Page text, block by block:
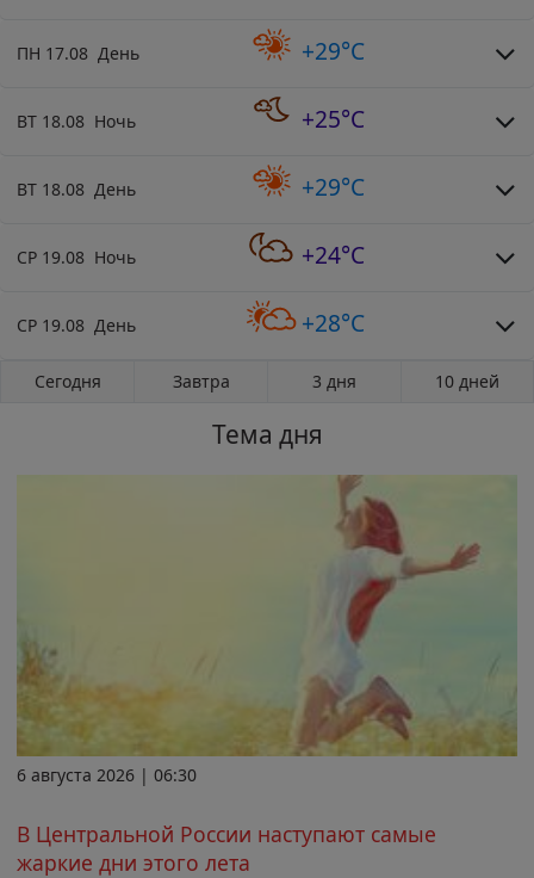
ПН 17.08 День +29°C
ВТ 18.08 Ночь +25°C
ВТ 18.08 День +29°C
СР 19.08 Ночь +24°C
СР 19.08 День +28°C
Сегодня Завтра 3 дня 10 дней
Тема дня
6 августа 2026 | 06:30
В Центральной России наступают самые
жаркие дни этого лета